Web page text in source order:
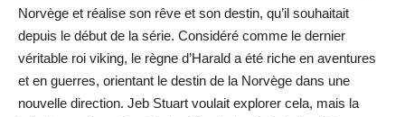
Norvège et réalise son rêve et son destin, qu’il souhaitait
depuis le début de la série. Considéré comme le dernier
véritable roi viking, le règne d’Harald a été riche en aventures
et en guerres, orientant le destin de la Norvège dans une
nouvelle direction. Jeb Stuart voulait explorer cela, mais la